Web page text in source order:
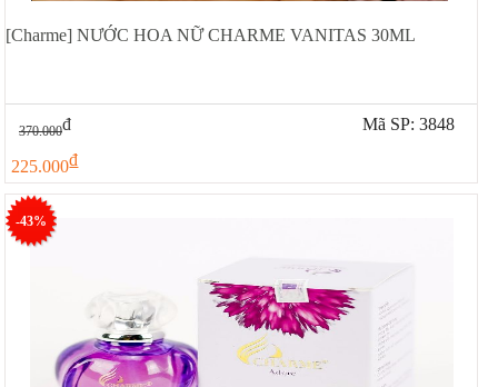
[Charme] NƯỚC HOA NỮ CHARME VANITAS 30ML
370.000đ
225.000đ
Mã SP: 3848
-43%